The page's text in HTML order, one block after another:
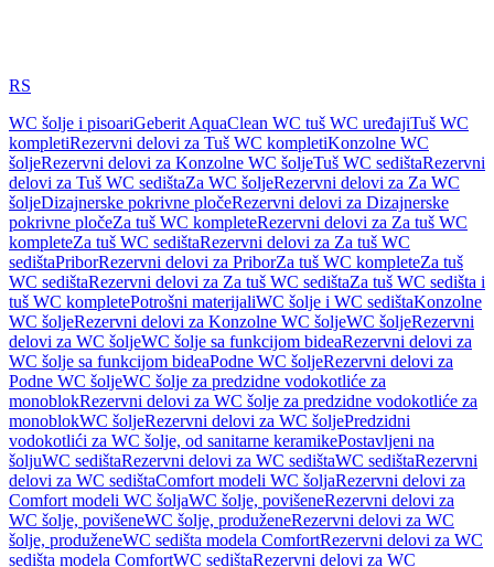
RS
WC šolje i pisoariGeberit AquaClean WC tuš WC uređajiTuš WC
kompletiRezervni delovi za Tuš WC kompletiKonzolne WC
šoljeRezervni delovi za Konzolne WC šoljeTuš WC sedištaRezervni
delovi za Tuš WC sedištaZa WC šoljeRezervni delovi za Za WC
šoljeDizajnerske pokrivne pločeRezervni delovi za Dizajnerske
pokrivne pločeZa tuš WC kompleteRezervni delovi za Za tuš WC
kompleteZa tuš WC sedištaRezervni delovi za Za tuš WC
sedištaPriborRezervni delovi za PriborZa tuš WC kompleteZa tuš
WC sedištaRezervni delovi za Za tuš WC sedištaZa tuš WC sedišta i
tuš WC kompletePotrošni materijaliWC šolje i WC sedištaKonzolne
WC šoljeRezervni delovi za Konzolne WC šoljeWC šoljeRezervni
delovi za WC šoljeWC šolje sa funkcijom bideaRezervni delovi za
WC šolje sa funkcijom bideaPodne WC šoljeRezervni delovi za
Podne WC šoljeWC šolje za predzidne vodokotliće za
monoblokRezervni delovi za WC šolje za predzidne vodokotliće za
monoblokWC šoljeRezervni delovi za WC šoljePredzidni
vodokotlići za WC šolje, od sanitarne keramikePostavljeni na
šoljuWC sedištaRezervni delovi za WC sedištaWC sedištaRezervni
delovi za WC sedištaComfort modeli WC šoljaRezervni delovi za
Comfort modeli WC šoljaWC šolje, povišeneRezervni delovi za
WC šolje, povišeneWC šolje, produženeRezervni delovi za WC
šolje, produženeWC sedišta modela ComfortRezervni delovi za WC
sedišta modela ComfortWC sedištaRezervni delovi za WC